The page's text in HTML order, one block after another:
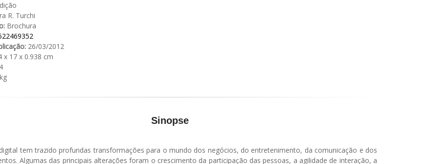
R. Turchi
Brochura
26/03/2012
x 17 x 0.938 cm
Sinopse
tem trazido profundas transformações para o mundo dos negócios, do entretenimento, da comunicação e dos
Algumas das principais alterações foram o crescimento da participação das pessoas, a agilidade de interação, a